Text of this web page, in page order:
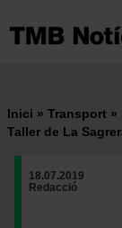
contingut
Fil
d'ariadna
Inici Transport
Taller de La
18.07.2019
Redacció